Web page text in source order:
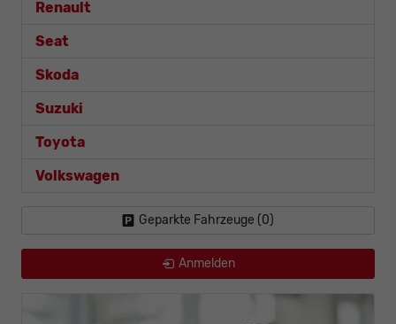
Renault
Seat
Skoda
Suzuki
Toyota
Volkswagen
Geparkte Fahrzeuge (0)
Anmelden